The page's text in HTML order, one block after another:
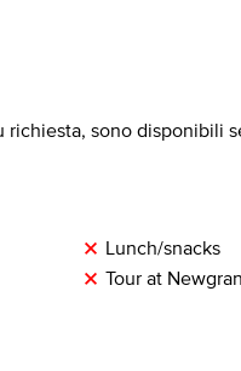
richiesta, sono disponibili
Lunch/snacks
Tour at